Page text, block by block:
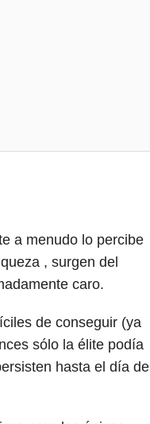
a menudo lo percibe
, surgen del
caro.
de conseguir (ya
sólo la élite podía
hasta el día de